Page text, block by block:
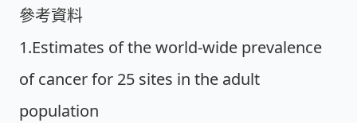
參考資料
1.Estimates of the world-wide prevalence
of cancer for 25 sites in the adult
population